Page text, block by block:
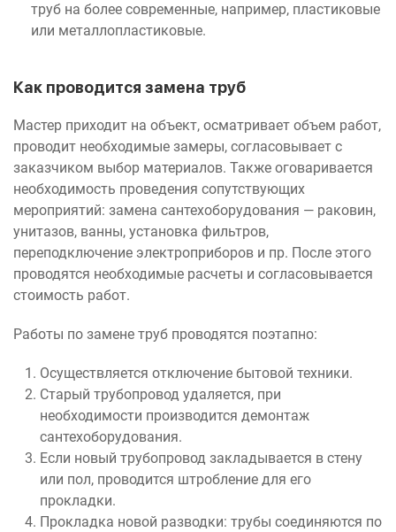
труб на более современные, например, пластиковые
или металлопластиковые.
Как проводится замена труб
Мастер приходит на объект, осматривает объем работ,
проводит необходимые замеры, согласовывает с
заказчиком выбор материалов. Также оговаривается
необходимость проведения сопутствующих
мероприятий: замена сантехоборудования — раковин,
унитазов, ванны, установка фильтров,
переподключение электроприборов и пр. После этого
проводятся необходимые расчеты и согласовывается
стоимость работ.
Работы по замене труб проводятся поэтапно:
Осуществляется отключение бытовой техники.
Старый трубопровод удаляется, при
необходимости производится демонтаж
сантехоборудования.
Если новый трубопровод закладывается в стену
или пол, проводится штробление для его
прокладки.
Прокладка новой разводки: трубы соединяются по